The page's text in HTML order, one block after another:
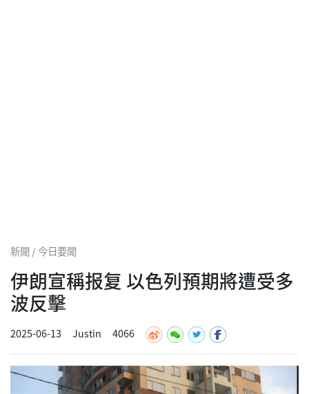
新聞 / 今日要聞
伊朗宣稱报复 以色列預期將遭受多
波反擊
2025-06-13 Justin 4066